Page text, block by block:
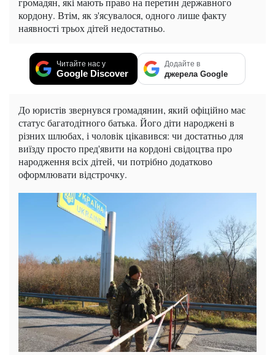
кордону. Втім, як з'ясувалося, одного лише факту
наявності трьох дітей недостатньо.
Читайте нас у
Google Discover
Додайте в
джерела Google
До юристів звернувся громадянин, який офіційно має
статус багатодітного батька. Його діти народжені в
різних шлюбах, і чоловік цікавився: чи достатньо для
виїзду просто пред'явити на кордоні свідоцтва про
народження всіх дітей, чи потрібно додатково
оформлювати відстрочку.